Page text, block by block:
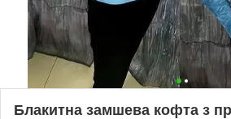
Блакитна замшева кофта з